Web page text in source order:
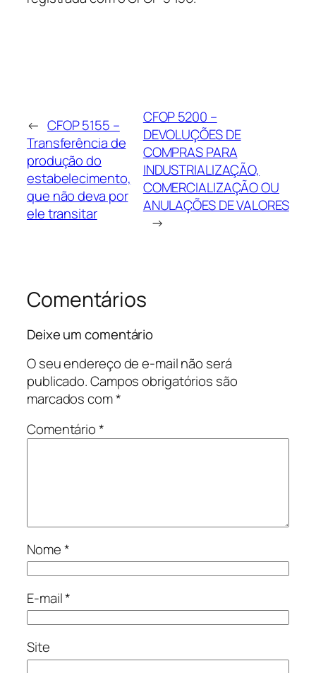
← CFOP 5155 –
Transferência de
produção do
estabelecimento,
que não deva por
ele transitar
CFOP 5200 –
DEVOLUÇÕES DE
COMPRAS PARA
INDUSTRIALIZAÇÃO,
COMERCIALIZAÇÃO OU
ANULAÇÕES DE VALORES
→
Comentários
Deixe um comentário
O seu endereço de e-mail não será
publicado.Campos obrigatórios são
marcados com*
Comentário*
Nome*
E-mail*
Site